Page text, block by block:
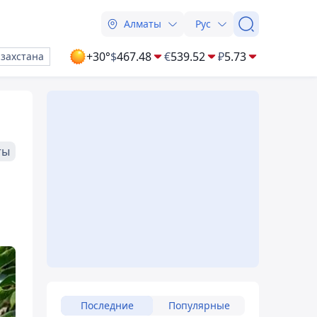
Алматы Рус
+30°$467.48 €539.52 ₽5.73
Последние Популярные